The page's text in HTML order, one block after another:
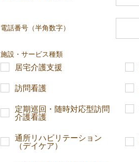
電話番号（半角数字）
施設・サービス種類
居宅介護支援
訪問看護
定期巡回・随時対応型訪問
介護看護
通所リハビリテーション
（デイケア）